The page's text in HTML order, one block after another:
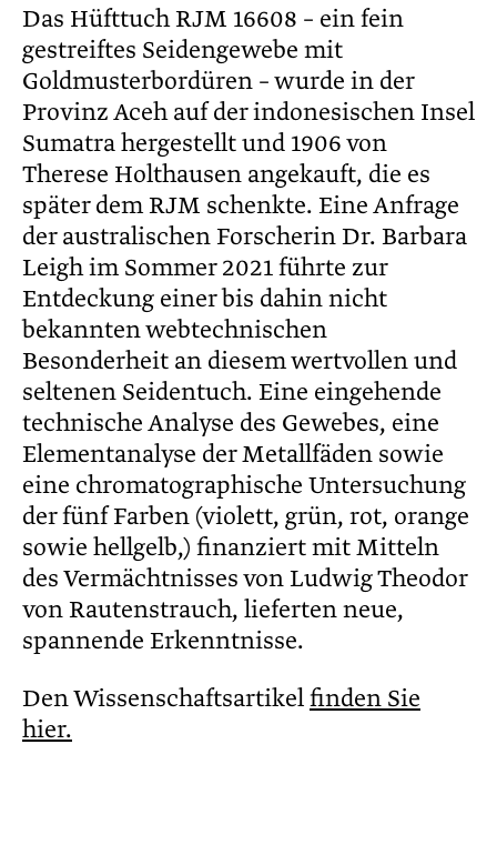
Das Hüfttuch RJM 16608 – ein fein
gestreiftes Seidengewebe mit
Goldmusterbordüren – wurde in der
Provinz Aceh auf der indonesischen Insel
Sumatra hergestellt und 1906 von
Therese Holthausen angekauft, die es
später dem RJM schenkte. Eine Anfrage
der australischen Forscherin Dr. Barbara
Leigh im Sommer 2021 führte zur
Entdeckung einer bis dahin nicht
bekannten webtechnischen
Besonderheit an diesem wertvollen und
seltenen Seidentuch. Eine eingehende
technische Analyse des Gewebes, eine
Elementanalyse der Metallfäden sowie
eine chromatographische Untersuchung
der fünf Farben (violett, grün, rot, orange
sowie hellgelb,) finanziert mit Mitteln
des Vermächtnisses von Ludwig Theodor
von Rautenstrauch, lieferten neue,
spannende Erkenntnisse.
Den Wissenschaftsartikelfinden Sie
hier.